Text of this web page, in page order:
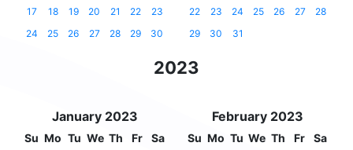
17
18 19 20 21 22
23
24
25 26 27 28 29 30
22
23 24 25 26 27
28
29
30 31
2023
January 2023
Su Mo Tu We Th Fr Sa
February 2023
Su Mo Tu We Th Fr Sa